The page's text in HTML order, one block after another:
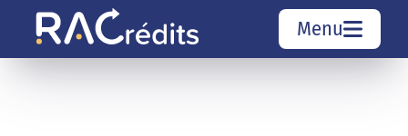
Menu